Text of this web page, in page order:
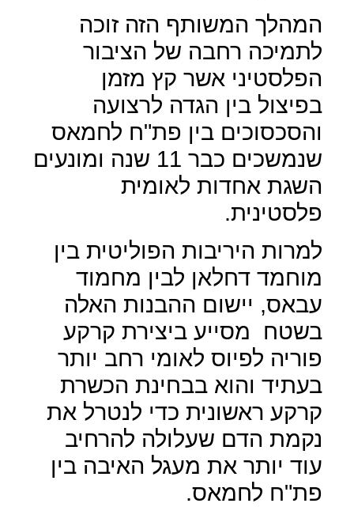
המהלך המשותף הזה זוכה
לתמיכה רחבה של הציבור
הפלסטיני אשר קץ מזמן
בפיצול בין הגדה לרצועה
והסכסוכים בין פת"ח לחמאס
שנמשכים כבר 11 שנה ומונעים
השגת אחדות לאומית
פלסטינית.
למרות היריבות הפוליטית בין
מוחמד דחלאן לבין מחמוד
עבאס, יישום ההבנות האלה
בשטח
מסייע ביצירת קרקע
פוריה לפיוס לאומי רחב יותר
בעתיד והוא בבחינת הכשרת
קרקע ראשונית כדי לנטרל את
נקמת הדם שעלולה להרחיב
עוד יותר את מעגל האיבה בין
פת"ח לחמאס.